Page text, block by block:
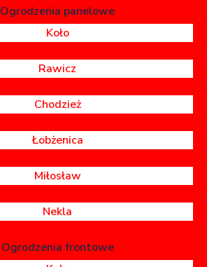
Ogrodzenia panelowe
Koło
Rawicz
Chodzież
Łobżenica
Miłosław
Nekla
Ogrodzenia frontowe